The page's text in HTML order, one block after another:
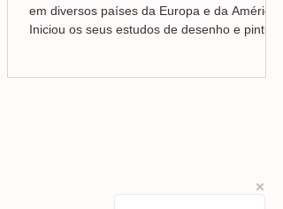
em diversos países da Europa e da América.
Iniciou os seus estudos de desenho e pintura